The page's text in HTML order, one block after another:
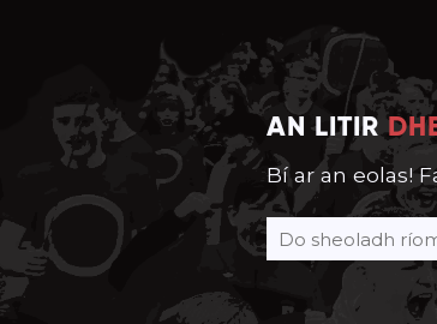
AN LITIR
Bí ar an eolas!